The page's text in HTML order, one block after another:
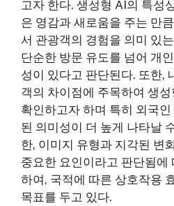
고자 한다. 생성형 AI의 특성
은 영감과 새로움을 주는 만
서 관광객의 경험을 의미 있
단순한 방문 유도를 넘어 개
성이 있다고 판단된다. 또한,
객의 차이점에 주목하여 생
확인하고자 하며 특히 외국
된 의미성이 더 높게 나타날
한, 이미지 유형과 지각된 변
중요한 요인이라고 판단됨에
하여, 국적에 따른 상호작용
목표를 두고 있다.